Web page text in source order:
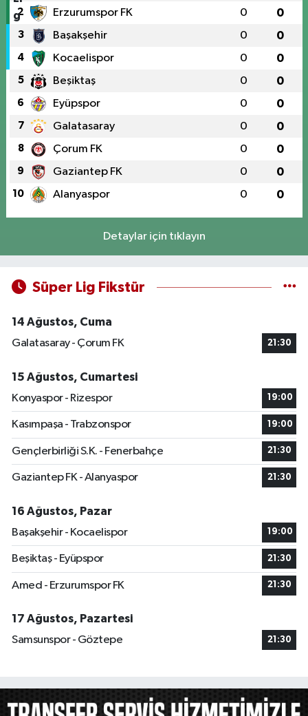
2 Erzurumspor FK 0 0
3 Başakşehir 0 0
4 Kocaelispor 0 0
5 Beşiktaş 0 0
6 Eyüpspor 0 0
7 Galatasaray 0 0
8 Çorum FK 0 0
9 Gaziantep FK 0 0
10 Alanyaspor 0 0
Detaylar için tıklayın
Süper Lig Fikstür
14 Ağustos, Cuma
Galatasaray - Çorum FK
21:30
15 Ağustos, Cumartesi
Konyaspor - Rizespor
19:00
Kasımpaşa - Trabzonspor 19:00
Gençlerbirliği S.K. - Fenerbahçe 21:30
Gaziantep FK - Alanyaspor 21:30
16 Ağustos, Pazar
Başakşehir - Kocaelispor
19:00
Beşiktaş - Eyüpspor 21:30
Amed - Erzurumspor FK 21:30
17 Ağustos, Pazartesi
Samsunspor - Göztepe
21:30